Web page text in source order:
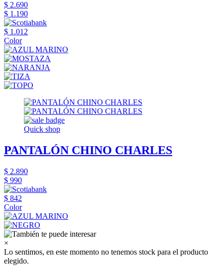
$ 2.690
$ 1.190
$ 1.012
Color
Quick shop
PANTALÓN CHINO CHARLES
$ 2.890
$ 990
$ 842
Color
×
Lo sentimos, en este momento no tenemos stock para el producto
elegido.